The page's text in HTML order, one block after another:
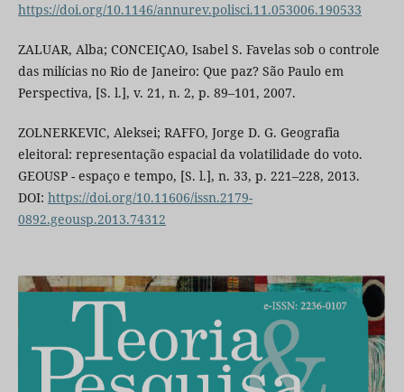
https://doi.org/10.1146/annurev.polisci.11.053006.190533
ZALUAR, Alba; CONCEIÇAO, Isabel S. Favelas sob o controle
das milícias no Rio de Janeiro: Que paz? São Paulo em
Perspectiva, [S. l.], v. 21, n. 2, p. 89–101, 2007.
ZOLNERKEVIC, Aleksei; RAFFO, Jorge D. G. Geografia
eleitoral: representação espacial da volatilidade do voto.
GEOUSP - espaço e tempo, [S. l.], n. 33, p. 221–228, 2013.
DOI: https://doi.org/10.11606/issn.2179-
0892.geousp.2013.74312